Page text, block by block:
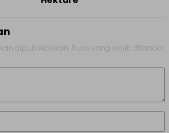
dipublikasikan. Ruas yang wajib ditandai